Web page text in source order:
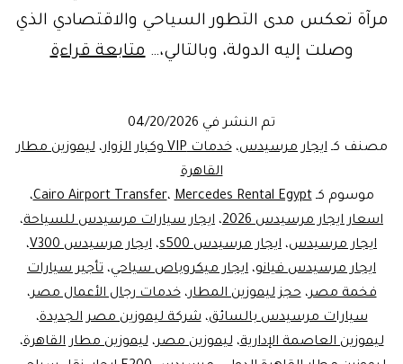
مرآة تعكس مدى التطور السياحي والاقتصادي الذي
وصلت إليه الدولة، وبالتالي،…متابعة قراءةايجار
في
|
مطار
تم النشر في 04/20/2026
مصنف كـايجار مرسيدس،خدمات VIP وكبار الزوار ،ليموزين مطار
القاهرة
موسوم كـ
Cairo Airport Transfer،Mercedes Rental Egypt
،
اسعار ايجار مرسيدس 2026
، ايجار سيارات مرسيدس للسياحة،
ايجار مرسيدس، ايجار مرسيدس s500 ، ايجار مرسيدس V300
،
ايجار مرسيدس فيانو، ايجار ميكروباص سياحي، تأجير سيارات
فخمة مصر،حجز ليموزين المطار،خدمات رجال الأعمال مصر،
سيارات مرسيدس بالسائق،شركة ليموزين مصر الجديدة،
ليموزين العاصمة الإدارية،ليموزين مصر،ليموزين مطار القاهرة،